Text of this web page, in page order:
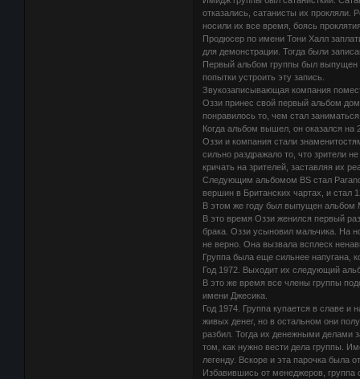
отказались, сатанисты их прокляли.
носили их все время, боясь
Продюсер по имени Тони Халл
для демонстрации. Тогда были
Первый альбом группы был выпущен
попытки устроить эту запись.
Звукозаписывающая компания
Оззи принес свой первый альбом
понравилось то, чем стал
Когда альбом вышел, он оказался на
Оззи и компания стали
сильно раздражало то, что зрители
кричать на зрителей, заставляя их
Следующим альбомом BS стал
вершин в Британских чартах, и
В этом же году был выпущен альбом
В это время Оззи женился первый
брака. Оззи усыновил мальчика. На
не верно. Она вызвала всплеск
Группа была еще сильнее напугана,
Год 1972. Выходит их следующий
В это же время все члены группы
имени Джесика.
Год 1974. Группа купается в славе
живых денег, но в остальном они
разбил. Тогда их денежными делами
том, как нужно вести дела группы.
легенду. Вскоре и эта парочка была
Избавившись от менеджеров,